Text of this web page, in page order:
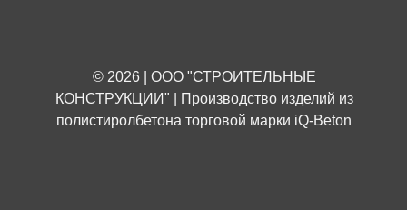
© 2026 | ООО "СТРОИТЕЛЬНЫЕ
КОНСТРУКЦИИ" | Производство изделий из
полистиролбетона торговой марки iQ-Beton